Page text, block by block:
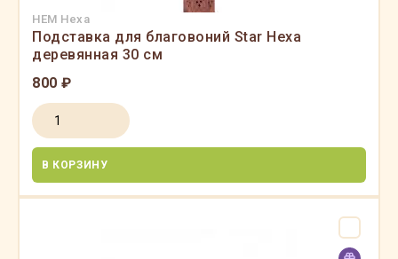
HEM Hexa
Подставка для благовоний Star Hexa
деревянная 30 см
800 ₽
В КОРЗИНУ